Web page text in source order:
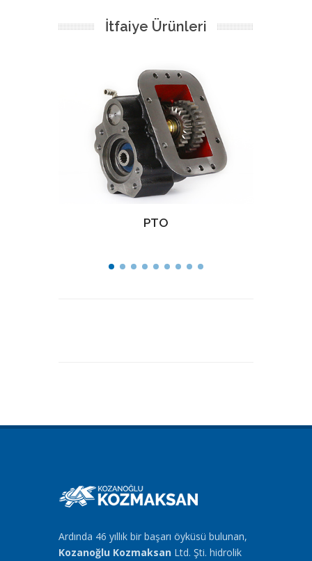
İtfaiye Ürünleri
PTO
Ardında 46 yıllık bir başarı öyküsü bulunan,
Kozanoğlu Kozmaksan Ltd. Şti. hidrolik